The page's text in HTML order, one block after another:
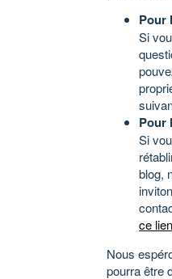
Pour
Si
Pour
Si
blog,
ce lien
Nous
pourra être